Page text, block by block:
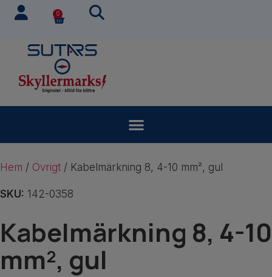
0
Hem / Övrigt / Kabelmärkning 8, 4-10 mm², gul
SKU: 142-0358
Kabelmärkning 8, 4-10
mm², gul